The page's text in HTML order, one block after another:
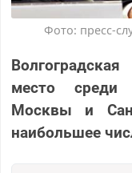
Фото: пресс-
место среди
Москвы и
наибольшее